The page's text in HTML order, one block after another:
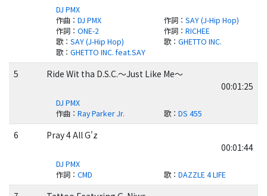
DJ PMX
作曲： DJ PMX 作詞： SAY (J-Hip Hop)
作詞： ONE-2 作詞： RICHEE
歌： SAY (J-Hip Hop) 歌： GHETTO INC.
歌： GHETTO INC. feat.SAY
5
Ride Wit tha D.S.C.～Just Like Me～
00:01:25
DJ PMX
作曲： Ray Parker Jr. 歌： DS 455
6
Pray 4 All G'z
00:01:44
DJ PMX
作詞： CMD 歌： DAZZLE 4 LIFE